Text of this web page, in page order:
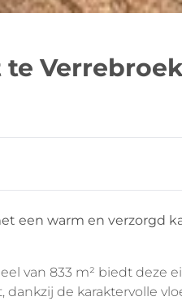
een warm en verzorgd
van 833 m² biedt deze
de karaktervolle